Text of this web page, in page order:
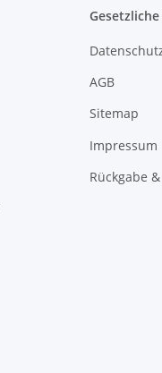
AGB
Sitemap
Impressum
Rückgabe